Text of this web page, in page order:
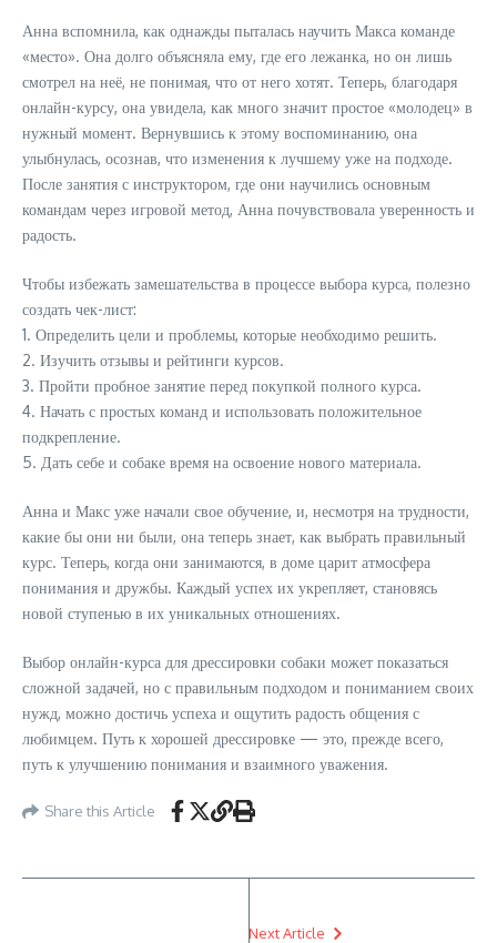
Анна вспомнила, как однажды пыталась научить Макса команде
«место». Она долго объясняла ему, где его лежанка, но он лишь
смотрел на неё, не понимая, что от него хотят. Теперь, благодаря
онлайн-курсу, она увидела, как много значит простое «молодец» в
нужный момент. Вернувшись к этому воспоминанию, она
улыбнулась, осознав, что изменения к лучшему уже на подходе.
После занятия с инструктором, где они научились основным
командам через игровой метод, Анна почувствовала уверенность и
радость.
Чтобы избежать замешательства в процессе выбора курса, полезно
создать чек-лист:
1. Определить цели и проблемы, которые необходимо решить.
2. Изучить отзывы и рейтинги курсов.
3. Пройти пробное занятие перед покупкой полного курса.
4. Начать с простых команд и использовать положительное
подкрепление.
5. Дать себе и собаке время на освоение нового материала.
Анна и Макс уже начали свое обучение, и, несмотря на трудности,
какие бы они ни были, она теперь знает, как выбрать правильный
курс. Теперь, когда они занимаются, в доме царит атмосфера
понимания и дружбы. Каждый успех их укрепляет, становясь
новой ступенью в их уникальных отношениях.
Выбор онлайн-курса для дрессировки собаки может показаться
сложной задачей, но с правильным подходом и пониманием своих
нужд, можно достичь успеха и ощутить радость общения с
любимцем. Путь к хорошей дрессировке — это, прежде всего,
путь к улучшению понимания и взаимного уважения.
Share this Article
Next Article